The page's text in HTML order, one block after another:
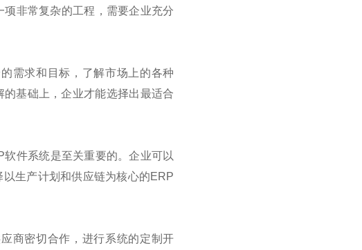
项非常复杂的工程，需要企业充分
需求和目标，了解市场上的各种
基础上，企业才能选择出最适合
软件系统是至关重要的。企业可以
生产计划和供应链为核心的ERP
商密切合作，进行系统的定制开